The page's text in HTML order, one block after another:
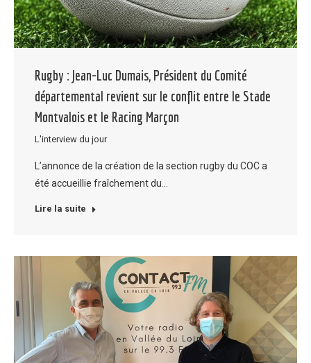
Rugby : Jean-Luc Dumais, Président du Comité
départemental revient sur le conflit entre le Stade
Montvalois et le Racing Marçon
L'interview du jour
L’annonce de la création de la section rugby du COC a
été accueillie fraîchement du…
Lire la suite